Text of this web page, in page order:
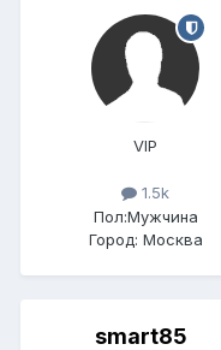
VIP
1.5k
Пол:Мужчина
Город: Москва
smart85